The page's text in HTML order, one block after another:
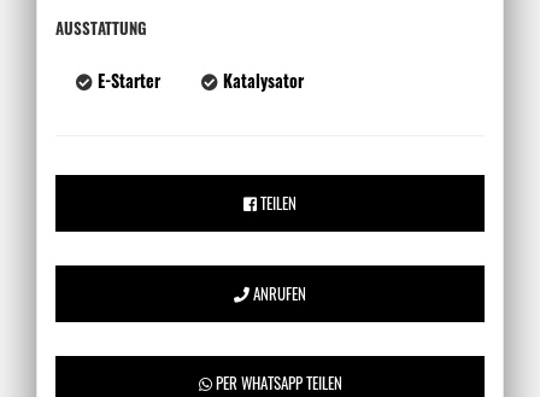
AUSSTATTUNG
E-Starter Katalysator
TEILEN
ANRUFEN
PER WHATSAPP TEILEN